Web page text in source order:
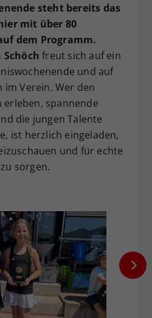
steht bereits das
mit über 80
dem Programm.
freut sich auf ein
und auf
im Verein. Wer den
erleben, spannende
die jungen Talente
ist herzlich eingeladen,
und für echte
sorgen.